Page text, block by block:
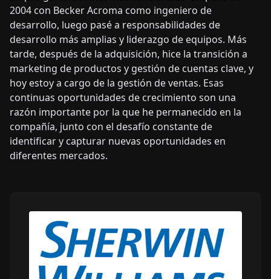
2004 con Becker Acroma como ingeniero de
desarrollo, luego pasé a responsabilidades de
desarrollo más amplias y liderazgo de equipos. Más
tarde, después de la adquisición, hice la transición a
marketing de productos y gestión de cuentas clave, y
hoy estoy a cargo de la gestión de ventas. Esas
continuas oportunidades de crecimiento son una
razón importante por la que he permanecido en la
compañía, junto con el desafío constante de
identificar y capturar nuevas oportunidades en
diferentes mercados.